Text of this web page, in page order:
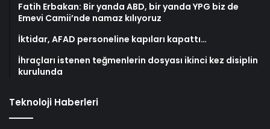
Fatih Erbakan: Bir yanda ABD, bir yanda YPG biz de
Emevi Camii’nde namaz kılıyoruz
İktidar, AFAD personeline kapıları kapattı…
İhraçları istenen teğmenlerin dosyası ikinci kez disiplin
kurulunda
Teknoloji Haberleri